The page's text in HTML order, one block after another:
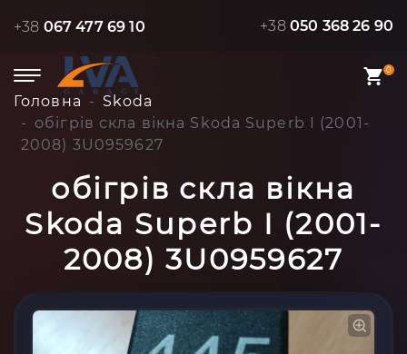
+38 067 477 69 10 +38 050 368 26 90
0
Головна
Skoda
обігрів скла вікна Skoda Superb I (2001-
2008) 3U0959627
обігрів скла вікна
Skoda Superb I (2001-
2008) 3U0959627